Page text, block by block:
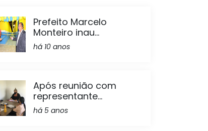
Prefeito Marcelo
Monteiro inau...
há 10 anos
Após reunião com
representante...
há 5 anos